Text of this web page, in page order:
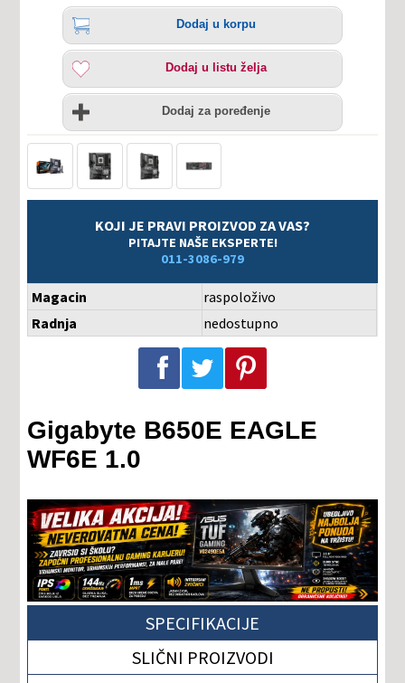
Količina
Dodaj
korpu
Dodaj u korpu
Dodaj
listu
želja
Dodaj u listu želja
Uporedi
Dodaj za poređenje
KOJI JE PRAVI PROIZVOD ZA VAS?
PITAJTE NAŠE EKSPERTE!
011-3086-979
Magacin
raspoloživo
Radnja
nedostupno
Podeli na Facebook-u Podeli na Twitter-u Podeli na Pinterest-u
Gigabyte B650E EAGLE
WF6E 1.0
SPECIFIKACIJE
SLIČNI PROIZVODI